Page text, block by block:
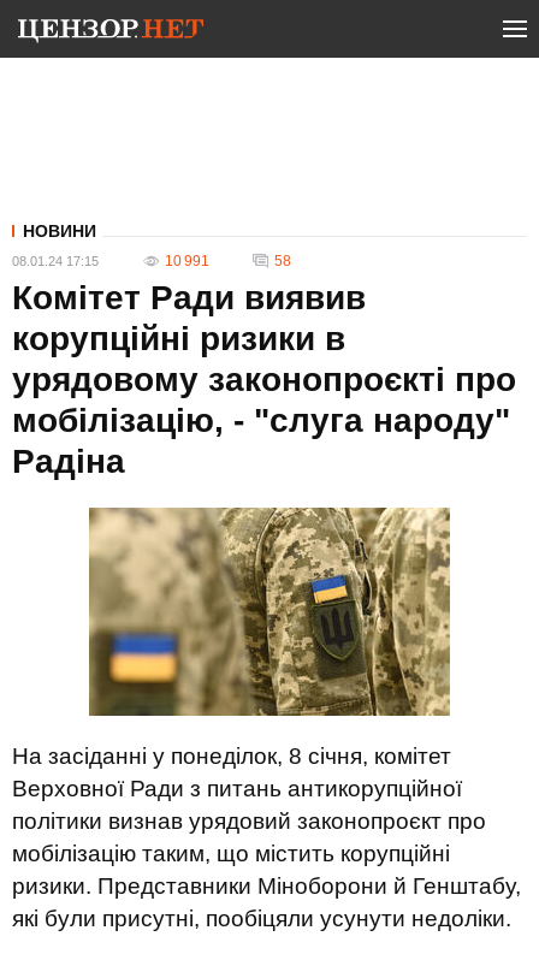
НОВИНИ
08.01.24 17:15 10 991 58
Комітет Ради виявив
корупційні ризики в
урядовому законопроєкті про
мобілізацію, - "слуга народу"
Радіна
На засіданні у понеділок, 8 січня, комітет
Верховної Ради з питань антикорупційної
політики визнав урядовий законопроєкт про
мобілізацію таким, що містить корупційні
ризики. Представники Міноборони й Генштабу,
які були присутні, пообіцяли усунути недоліки.